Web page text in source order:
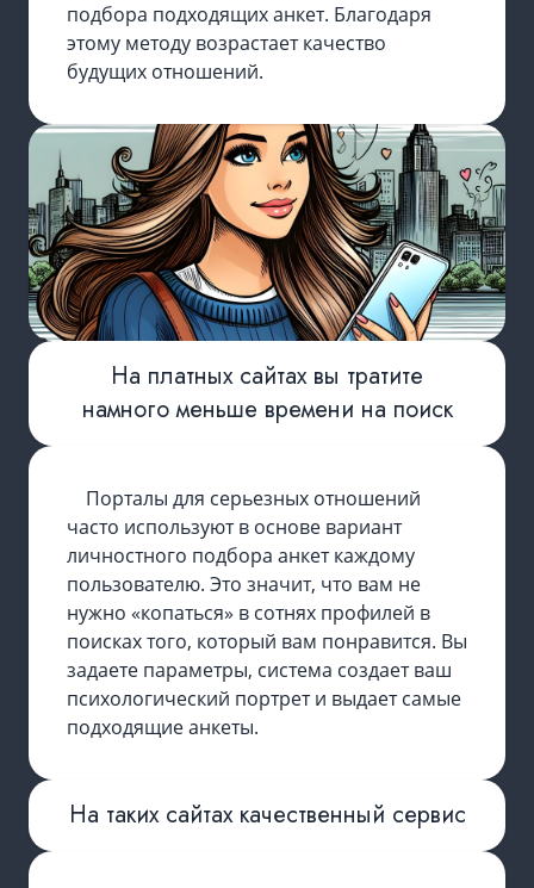
подбора подходящих анкет. Благодаря
этому методу возрастает качество
будущих отношений.
На платных сайтах вы тратите
намного меньше времени на поиск
Порталы для серьезных отношений
часто используют в основе вариант
личностного подбора анкет каждому
пользователю. Это значит, что вам не
нужно «копаться» в сотнях профилей в
поисках того, который вам понравится. Вы
задаете параметры, система создает ваш
психологический портрет и выдает самые
подходящие анкеты.
На таких сайтах качественный сервис